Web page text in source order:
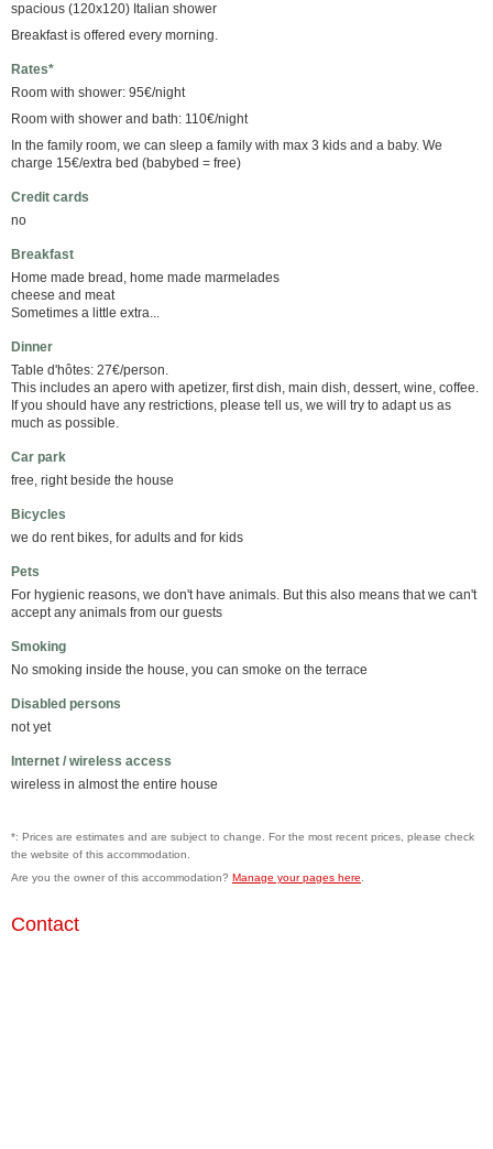
spacious (120x120) Italian shower
Breakfast is offered every morning.
Rates*
Room with shower: 95€/night
Room with shower and bath: 110€/night
In the family room, we can sleep a family with max 3 kids and a baby. We
charge 15€/extra bed (babybed = free)
Credit cards
no
Breakfast
Home made bread, home made marmelades
cheese and meat
Sometimes a little extra...
Dinner
Table d'hôtes: 27€/person.
This includes an apero with apetizer, first dish, main dish, dessert, wine, coffee.
If you should have any restrictions, please tell us, we will try to adapt us as
much as possible.
Car park
free, right beside the house
Bicycles
we do rent bikes, for adults and for kids
Pets
For hygienic reasons, we don't have animals. But this also means that we can't
accept any animals from our guests
Smoking
No smoking inside the house, you can smoke on the terrace
Disabled persons
not yet
Internet / wireless access
wireless in almost the entire house
*: Prices are estimates and are subject to change. For the most recent prices, please check
the website of this accommodation.
Are you the owner of this accommodation? Manage your pages here
Contact